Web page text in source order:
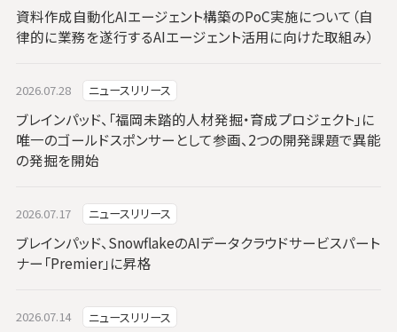
資料作成自動化AIエージェント構築のPoC実施について（自
律的に業務を遂行するAIエージェント活用に向けた取組み）
2026.07.28 ニュースリリース
ブレインパッド、「福岡未踏的人材発掘・育成プロジェクト」に
唯一のゴールドスポンサーとして参画、2つの開発課題で異能
の発掘を開始
2026.07.17 ニュースリリース
ブレインパッド、SnowflakeのAIデータクラウドサービスパート
ナー「Premier」に昇格
2026.07.14 ニュースリリース